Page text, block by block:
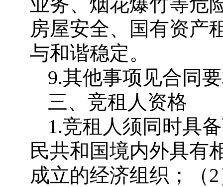
房屋安全、国有资产
与和谐稳定。
9.其他事项见合同
三、竞租人资格
1.竞租人须同时具
民共和国境内外具有
成立的经济组织；（